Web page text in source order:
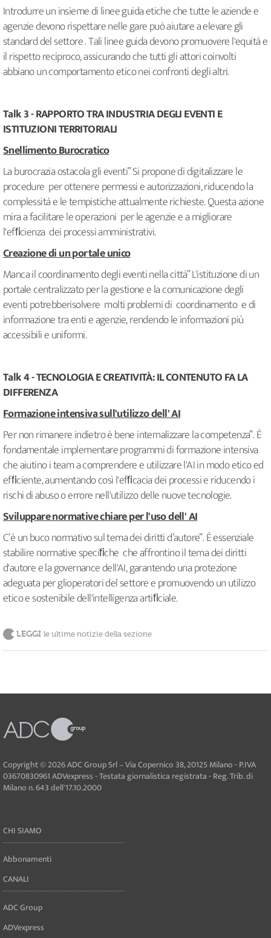
Introdurre un insieme di linee guida etiche che tutte le aziende e
agenzie devono rispettare nelle gare può aiutare a elevare gli
standard del settore . Tali linee guida devono promuovere l'equità e
il rispetto reciproco, assicurando che tutti gli attori coinvolti
abbiano un comportamento etico nei confronti degli altri.
Talk 3 - RAPPORTO TRA INDUSTRIA DEGLI EVENTI E
ISTITUZIONI TERRITORIALI
Snellimento Burocratico
La burocrazia ostacola gli eventi” Si propone di digitalizzare le
procedure per ottenere permessi e autorizzazioni, riducendo la
complessità e le tempistiche attualmente richieste. Questa azione
mira a facilitare le operazioni per le agenzie e a migliorare
l'efﬁcienza dei processi amministrativi.
Creazione di un portale unico
Manca il coordinamento degli eventi nella città” L'istituzione di un
portale centralizzato per la gestione e la comunicazione degli
eventi potrebberisolvere molti problemi di coordinamento e di
informazione tra enti e agenzie, rendendo le informazioni più
accessibili e uniformi.
Talk 4 - TECNOLOGIA E CREATIVITÀ: IL CONTENUTO FA LA
DIFFERENZA
Formazione intensiva sull'utilizzo dell' AI
Per non rimanere indietro è bene internalizzare la competenza”. È
fondamentale implementare programmi di formazione intensiva
che aiutino i team a comprendere e utilizzare l'AI in modo etico ed
efﬁciente, aumentando così l'efﬁcacia dei processi e riducendo i
rischi di abuso o errore nell'utilizzo delle nuove tecnologie.
Sviluppare normative chiare per l'uso dell' AI
C’è un buco normativo sul tema dei diritti d’autore”. È essenziale
stabilire normative speciﬁche che affrontino il tema dei diritti
d'autore e la governance dell'AI, garantendo una protezione
adeguata per glioperatori del settore e promuovendo un utilizzo
etico e sostenibile dell'intelligenza artiﬁciale.
LEGGI le ultime notizie della sezione
Copyright © 2026 ADC Group Srl – Via Copernico 38, 20125 Milano - P.IVA
03670830961 ADVexpress - Testata giornalistica registrata - Reg. Trib. di
Milano n. 643 dell'17.10.2000
CHI SIAMO
Abbonamenti
CANALI
ADC Group
ADVexpress